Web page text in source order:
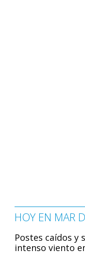
HOY EN MAR
Postes caídos y
intenso viento